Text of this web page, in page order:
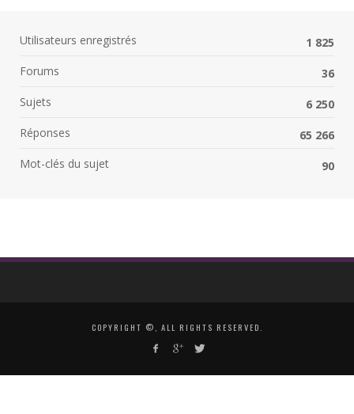
Utilisateurs enregistrés
1 825
Forums
36
Sujets
6 250
Réponses
65 266
Mot-clés du sujet
90
COPYRIGHT ©, ALL RIGHTS RESERVED.